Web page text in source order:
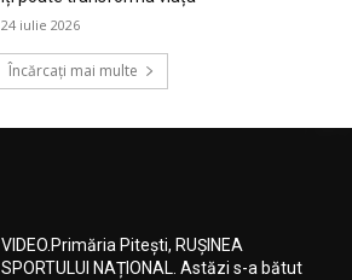
24 iulie 2026
Încărcați mai multe
VIDEO.Primăria Pitești, RUȘINEA
SPORTULUI NAȚIONAL. Astăzi s-a bătut